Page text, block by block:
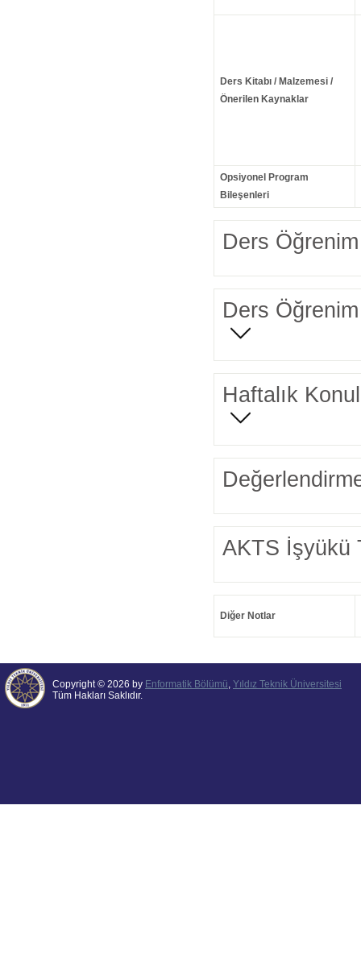
Ders Kitabı / Malzemesi /
Önerilen Kaynaklar
Opsiyonel Program
Bileşenleri
Ders Öğrenim
Ders Öğrenim
Haftalık
AKTS İşyükü
Diğer Notlar
Copyright © 2026 by Enformatik Bölümü, Yıldız Teknik Üniversitesi
Tüm Hakları Saklıdır.